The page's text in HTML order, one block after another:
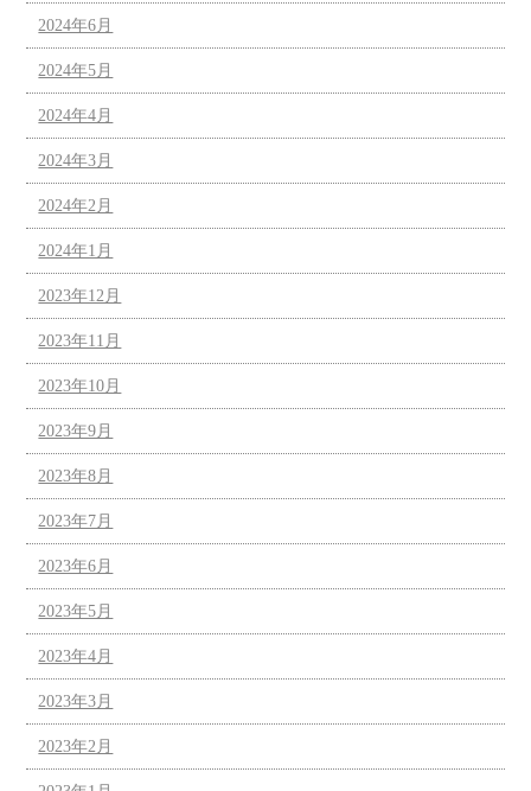
2024年6月
2024年5月
2024年4月
2024年3月
2024年2月
2024年1月
2023年12月
2023年11月
2023年10月
2023年9月
2023年8月
2023年7月
2023年6月
2023年5月
2023年4月
2023年3月
2023年2月